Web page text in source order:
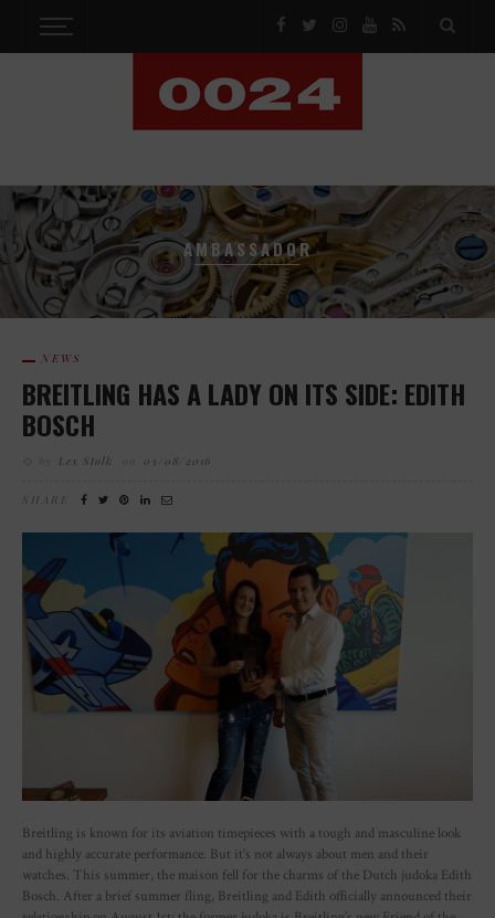
AMBASSADOR
NEWS
BREITLING HAS A LADY ON ITS SIDE: EDITH
BOSCH
Lex Stolk 03/08/2016
SHARE
Breitling is known for its aviation timepieces with a tough and masculine look
and highly accurate performance. But it’s not always about men and their
watches. This summer, the maison fell for the charms of the Dutch judoka Edith
Bosch. After a brief summer fling, Breitling and Edith officially announced their